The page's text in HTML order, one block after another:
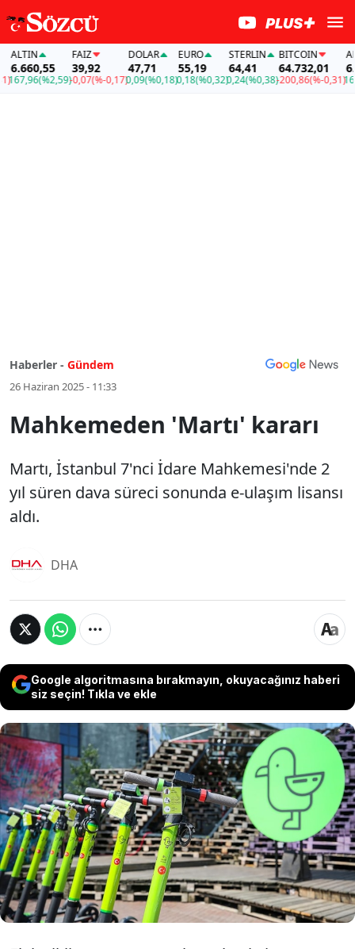
(%2,59)
FAİZ
39,92
-0,07(%-0,17)
DOLAR
47,71
0,09(%0,18)
EURO
55,19
0,18(%0,32)
STERLIN
64,41
0,24(%0,38)
BITCOIN
64.732,01
-200,86(%-0,31)
Haberler - Gündem
26 Haziran 2025 - 11:33
Mahkemeden 'Martı' kararı
Martı, İstanbul 7'nci İdare Mahkemesi'nde 2
yıl süren dava süreci sonunda e-ulaşım lisansı
aldı.
DHA
Google algoritmasına bırakmayın, okuyacağınız haberi
siz seçin! Tıkla ve ekle
Martı, İstanbul 7'nci İdare
Mahkemesi'nde 2 yıl süren dava
süreci sonunda e-ulaşım lisansı aldı.